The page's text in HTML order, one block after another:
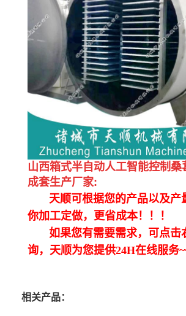
山西箱式半自动人工智能控制桑
成套生产厂家:
天顺可根据您的产品以及产
你加工定做，更省成本！！！
如果您有需要需求，可点击
询，天顺为您提供24H在线服务
相关产品：